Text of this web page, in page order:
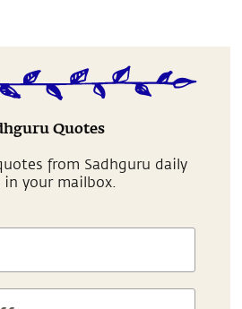
Quotes
from Sadhguru daily
your mailbox.